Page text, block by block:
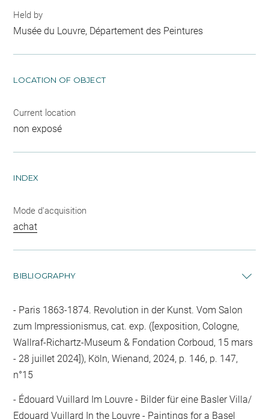
Held by
Musée du Louvre, Département des Peintures
LOCATION OF OBJECT
Current location
non exposé
INDEX
Mode d'acquisition
achat
BIBLIOGRAPHY
Paris 1863-1874. Revolution in der Kunst. Vom Salon
zum Impressionismus, cat. exp. ([exposition, Cologne,
Wallraf-Richartz-Museum & Fondation Corboud, 15 mars
- 28 juillet 2024]), Köln, Wienand, 2024, p. 146, p. 147,
n°15
Édouard Vuillard Im Louvre - Bilder für eine Basler Villa/
Edouard Vuillard In the Louvre - Paintings for a Basel